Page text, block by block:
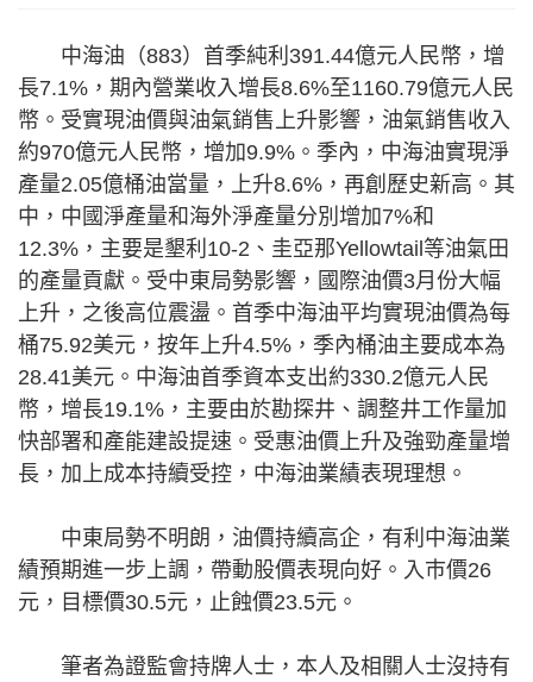
中海油（883）首季純利391.44億元人民幣，增
長7.1%，期內營業收入增長8.6%至1160.79億元人民
幣。受實現油價與油氣銷售上升影響，油氣銷售收入
約970億元人民幣，增加9.9%。季內，中海油實現淨
產量2.05億桶油當量，上升8.6%，再創歷史新高。其
中，中國淨產量和海外淨產量分別增加7%和
12.3%，主要是墾利10-2、圭亞那Yellowtail等油氣田
的產量貢獻。受中東局勢影響，國際油價3月份大幅
上升，之後高位震盪。首季中海油平均實現油價為每
桶75.92美元，按年上升4.5%，季內桶油主要成本為
28.41美元。中海油首季資本支出約330.2億元人民
幣，增長19.1%，主要由於勘探井、調整井工作量加
快部署和產能建設提速。受惠油價上升及強勁產量增
長，加上成本持續受控，中海油業績表現理想。
中東局勢不明朗，油價持續高企，有利中海油業
績預期進一步上調，帶動股價表現向好。入巿價26
元，目標價30.5元，止蝕價23.5元。
筆者為證監會持牌人士，本人及相關人士沒持有